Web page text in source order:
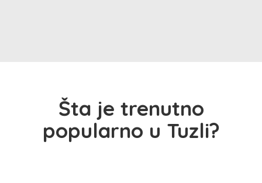
Šta je trenutno
popularno u Tuzli?